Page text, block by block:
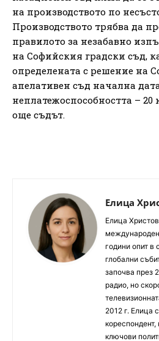
на производството по
Производството трябва да
правилото за незабавно
на Софийския градски съд,
определената с решение на
апелативен съд начална
неплатежоспособността – 20
още съдът.
Елица
Елица
години опит в
глобални
започва през
радио, но
2012 г. Елица
кореспондент,
ключови